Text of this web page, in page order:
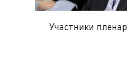
Участники